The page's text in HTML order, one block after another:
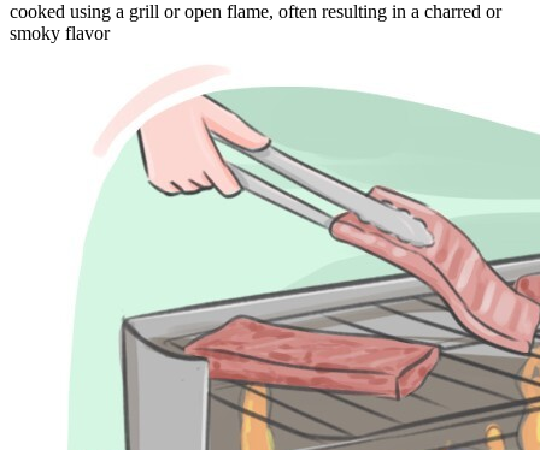
cooked using a grill or open flame, often resulting in a charred or
smoky flavor